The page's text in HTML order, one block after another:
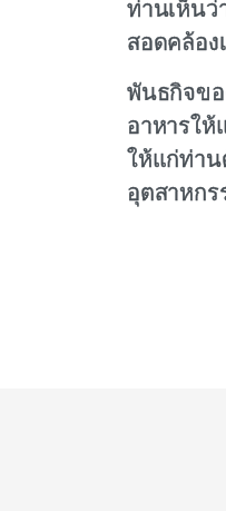
ท่านเห็นว่
สอดคล้อง
พันธกิจขอ
อาหารให้
ให้แก่ท่า
อุตสาหกร